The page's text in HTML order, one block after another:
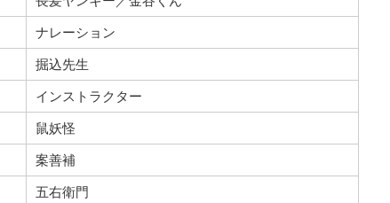
ナレーション
掘込先生
インストラクター
鼠妖怪
案善補
五右衛門